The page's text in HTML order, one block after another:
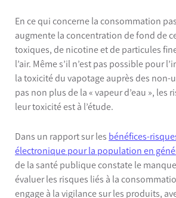
En ce qui concerne la consommation
augmente la concentration de fond de
toxiques, de nicotine et de particules
l’air. Même s’il n’est pas possible pour
la toxicité du vapotage auprès des non-
pas non plus de la « vapeur d’eau », les
leur toxicité est à l’étude.
Dans un rapport sur les bénéfices-
électronique pour la population en
de la santé publique constate le
évaluer les risques liés à la
engage à la vigilance sur les produits,